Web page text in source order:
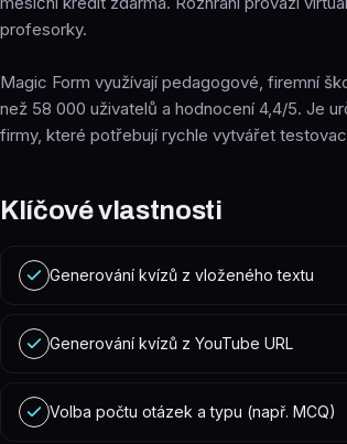
profesorky.
Magic Form využívají pedagogové, firemní
než 58 000 uživatelů a hodnocení 4,4/5. Je
firmy, které potřebují rychle vytvářet
Klíčové vlastnosti
Generování kvízů z vloženého textu
Generování kvízů z YouTube URL
Volba počtu otázek a typu (např. MCQ)